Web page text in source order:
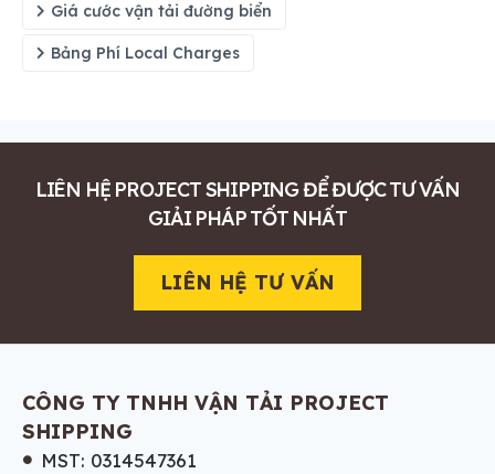
Giá cước vận tải đường biển
Bảng Phí Local Charges
LIÊN HỆ PROJECT SHIPPING ĐỂ ĐƯỢC TƯ VẤN
GIẢI PHÁP TỐT NHẤT
LIÊN HỆ TƯ VẤN
CÔNG TY TNHH VẬN TẢI PROJECT
SHIPPING
MST: 0314547361